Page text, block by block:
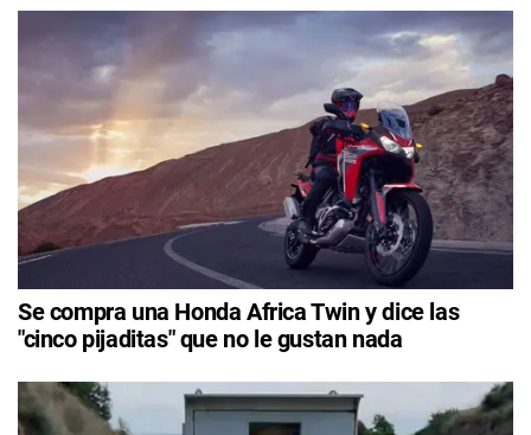
Se compra una Honda Africa Twin y dice las
"cinco pijaditas" que no le gustan nada